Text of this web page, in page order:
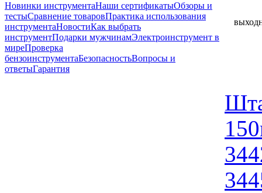
Новинки инструментаНаши сертификатыОбзоры и
тестыСравнение товаровПрактика использования
инструментаНовостиКак выбрать
инструментПодарки мужчинамЭлектроинструмент в
миреПроверка
бензоинструментаБезопасностьВопросы и
ответыГарантия